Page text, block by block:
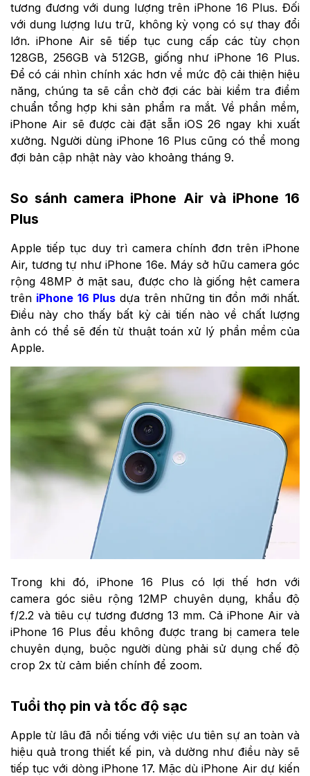
tương đương với dung lượng trên iPhone 16 Plus. Đối
với dung lượng lưu trữ, không kỳ vọng có sự thay đổi
lớn. iPhone Air sẽ tiếp tục cung cấp các tùy chọn
128GB, 256GB và 512GB, giống như iPhone 16 Plus.
Để có cái nhìn chính xác hơn về mức độ cải thiện hiệu
năng, chúng ta sẽ cần chờ đợi các bài kiểm tra điểm
chuẩn tổng hợp khi sản phẩm ra mắt. Về phần mềm,
iPhone Air sẽ được cài đặt sẵn iOS 26 ngay khi xuất
xưởng. Người dùng iPhone 16 Plus cũng có thể mong
đợi bản cập nhật này vào khoảng tháng 9.
So sánh camera iPhone Air và iPhone 16
Plus
Apple tiếp tục duy trì camera chính đơn trên iPhone
Air, tương tự như iPhone 16e. Máy sở hữu camera góc
rộng 48MP ở mặt sau, được cho là giống hệt camera
trên iPhone 16 Plusdựa trên những tin đồn mới nhất.
Điều này cho thấy bất kỳ cải tiến nào về chất lượng
ảnh có thể sẽ đến từ thuật toán xử lý phần mềm của
Apple.
Trong khi đó, iPhone 16 Plus có lợi thế hơn với
camera góc siêu rộng 12MP chuyên dụng, khẩu độ
f/2.2 và tiêu cự tương đương 13 mm. Cả iPhone Air và
iPhone 16 Plus đều không được trang bị camera tele
chuyên dụng, buộc người dùng phải sử dụng chế độ
crop 2x từ cảm biến chính để zoom.
Tuổi thọ pin và tốc độ sạc
Apple từ lâu đã nổi tiếng với việc ưu tiên sự an toàn và
hiệu quả trong thiết kế pin, và dường như điều này sẽ
tiếp tục với dòng iPhone 17. Mặc dù iPhone Air dự kiến